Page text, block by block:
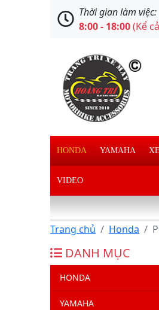
Thời gian làm việc:
8:00 - 18:00(Kể
HONDA YAMAHA
VIDEO
Trang chủ
Honda
DANH MỤC
HONDA
YAMAHA